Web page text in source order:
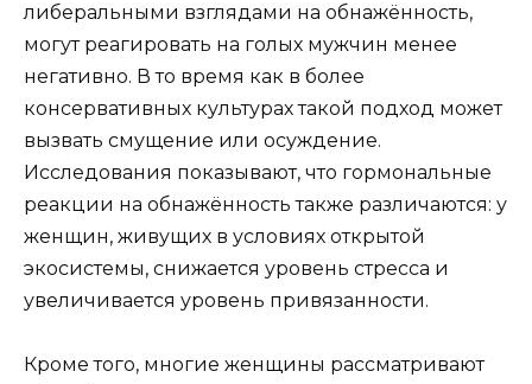
либеральными взглядами на обнажённость,
могут реагировать на голых мужчин менее
негативно. В то время как в более
консервативных культурах такой подход может
вызвать смущение или осуждение.
Исследования показывают, что гормональные
реакции на обнажённость также различаются: у
женщин, живущих в условиях открытой
экосистемы, снижается уровень стресса и
увеличивается уровень привязанности.
Кроме того, многие женщины рассматривают